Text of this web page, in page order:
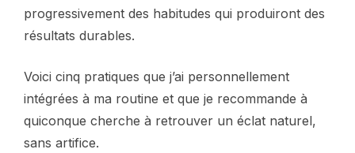
progressivement des habitudes qui produiront des
résultats durables.
Voici cinq pratiques que j’ai personnellement
intégrées à ma routine et que je recommande à
quiconque cherche à retrouver un éclat naturel,
sans artifice.